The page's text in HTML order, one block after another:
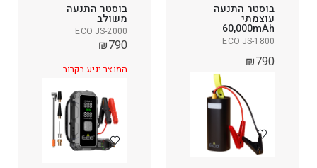
בוסטר התנעה
עוצמתי
60,000mAh
ECO JS-1800
₪790
בוסטר התנעה
משולב
ECO JS-2000
₪790
המוצר יגיע בקרוב